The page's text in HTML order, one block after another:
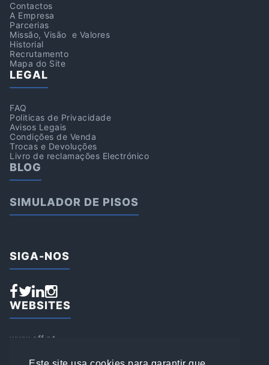
Contactos
A Empresa
Parcerias
Missão, Visão e Valores
Historial
Recrutamento
Mapa do Site
LEGAL
FAQ
Politicas de Privacidade
Avisos Legais
Condições de Venda
Trocas e Devoluções
Livro de reclamações Electrónico
BLOG
SIMULADOR DE PISOS
SIGA-NOS
WEBSITES
www.aff.pt
www.loja.affsports.pt